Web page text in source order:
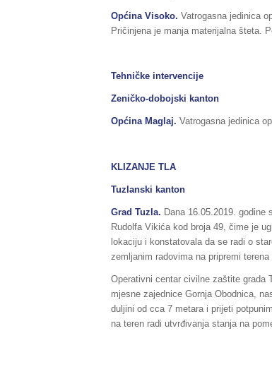
Općina Visoko. Vatrogasna jedinica
Pričinjena je manja materijalna šteta.
Tehničke intervencije
Zeničko-dobojski kanton
Općina Maglaj. Vatrogasna jedinica
KLIZANJE TLA
Tuzlanski kanton
Grad Tuzla. Dana 16.05.2019.
Rudolfa Vikića kod broja 49, čime je
lokaciju i konstatovala da se radi o
zemljanim radovima na pripremi
Operativni centar civilne zaštite grada
mjesne zajednice Gornja Obodnica,
duljini od cca 7 metara i prijeti
na teren radi utvrđivanja stanja na